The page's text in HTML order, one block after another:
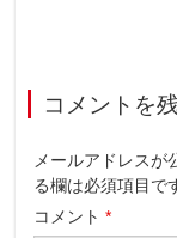
コメントを
メールアドレスが
る欄は必須項目で
コメント*